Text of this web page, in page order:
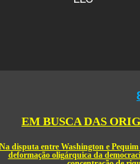
EM BUSCA DAS
Na disputa entre Washington e
deformação oligárquica da